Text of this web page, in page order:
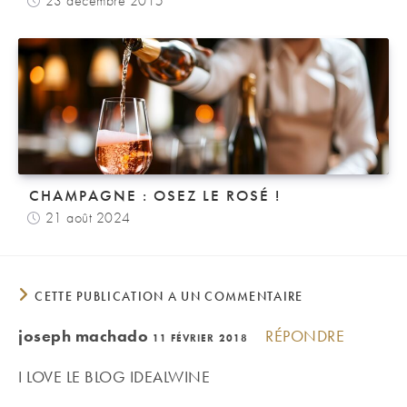
CHAMPAGNE : OSEZ LE ROSÉ !
21 août 2024
CETTE PUBLICATION A UN COMMENTAIRE
joseph machado 11 FÉVRIER 2018
RÉPONDRE
I LOVE LE BLOG IDEALWINE